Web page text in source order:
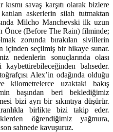
kısmı savaş karşıtı olarak bizlere
askerlerin silah tutmaktan
Milcho Manchevski ilk uzun
Önce (Before The Rain) filminde;
zorunda bırakılan sivillerin
içinden seçilmiş bir hikaye sunar.
nedenlerin sonuçlarında olası
bahseder.
Alex’in odağında olduğu
kilometrelerce uzaktaki bakış
başından beri beklediğimiz
bizi ayrı bir sıkıntıya düşürür.
birlikte bizi takip eder.
öğrendiğimiz yağmura,
sahnede kavuşuruz.